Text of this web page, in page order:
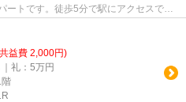
ートです。徒歩5分で駅にアクセスでき
益費 2,000円)
礼：5万円
階